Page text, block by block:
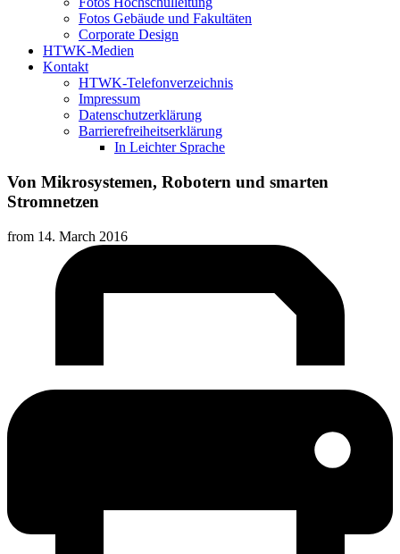
Fotos Gebäude und Fakultäten
Corporate Design
HTWK-Medien
Kontakt
HTWK-Telefonverzeichnis
Impressum
Datenschutzerklärung
Barrierefreiheitserklärung
In Leichter Sprache
Von Mikrosystemen, Robotern und smarten
Stromnetzen
from 14. March 2016